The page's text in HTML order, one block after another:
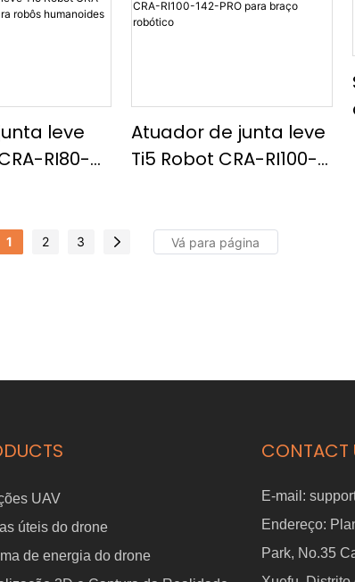
leve
RI80-
Atuador de junta leve
Ti5 Robot CRA-RI100-
1 2 3
UAV
úteis do drone
de energia do drone
CONTACT
E-mail:
Endereço:
Park, No.35